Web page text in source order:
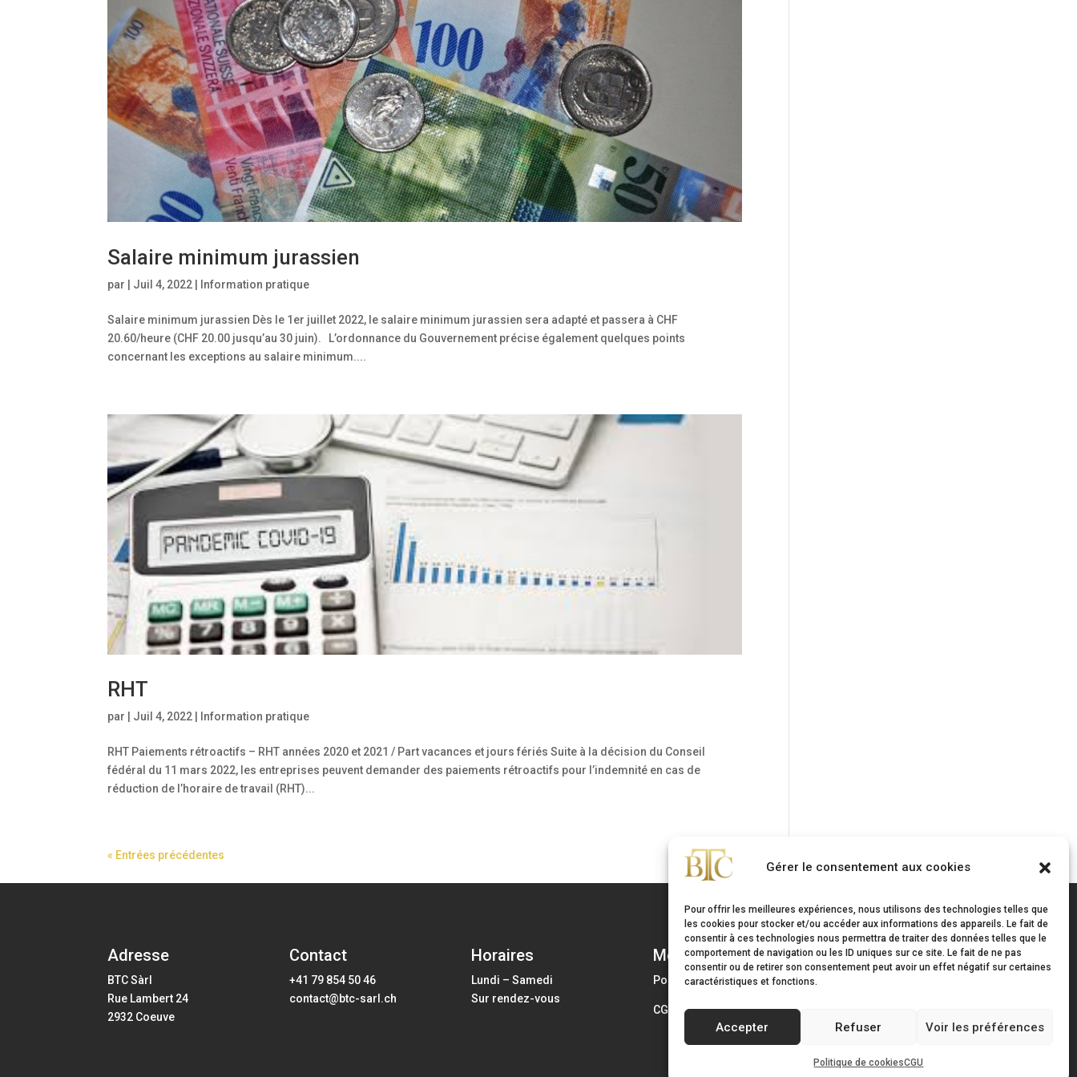
Gérer le consentement aux cookies
Pour offrir les meilleures expériences, nous utilisons des technologies telles que
les cookies pour stocker et/ou accéder aux informations des appareils. Le fait de
consentir à ces technologies nous permettra de traiter des données telles que le
comportement de navigation ou les ID uniques sur ce site. Le fait de ne pas
consentir ou de retirer son consentement peut avoir un effet négatif sur certaines
caractéristiques et fonctions.
Accepter Refuser Voir les préférences
Politique de cookiesCGU
Salaire minimum jurassien
par Juil 4, 2022 Information pratique
Salaire minimum jurassien Dès le 1er juillet 2022, le salaire minimum jurassien sera adapté et passera à CHF
20.60/heure (CHF 20.00 jusqu’au 30 juin). L’ordonnance du Gouvernement précise également quelques points
concernant les exceptions au salaire minimum....
RHT
par Juil 4, 2022 Information pratique
RHT Paiements rétroactifs – RHT années 2020 et 2021 / Part vacances et jours fériés Suite à la décision du Conseil
fédéral du 11 mars 2022, les entreprises peuvent demander des paiements rétroactifs pour l’indemnité en cas de
réduction de l’horaire de travail (RHT)...
« Entrées précédentes
Adresse
BTC Sàrl
Rue Lambert 24
2932 Coeuve
Contact
+41 79 854 50 46
contact@btc-sarl.ch
Horaires
Lundi – Samedi
Sur rendez-vous
Mentions légales
Politique des cookies
CGU
Suivez-nous